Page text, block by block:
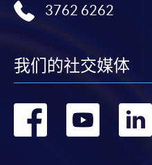
3762 6262
我们的社交媒体
转 转